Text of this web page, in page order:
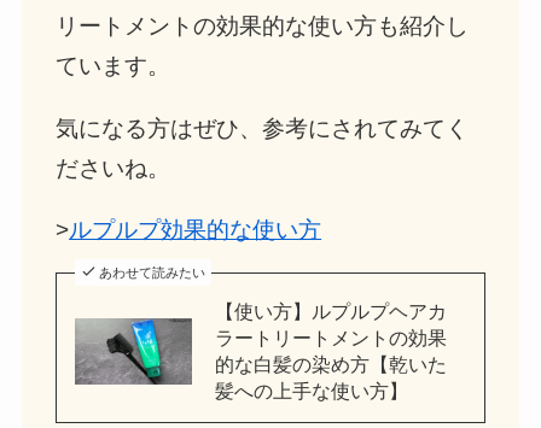
リートメントの効果的な使い方も紹介し
ています。
気になる方はぜひ、参考にされてみてく
ださいね。
>ルプルプ効果的な使い方
あわせて読みたい
【使い方】ルプルプヘアカ
ラートリートメントの効果
的な白髪の染め方【乾いた
髪への上手な使い方】